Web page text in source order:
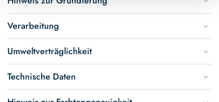
Verarbeitung
Umweltverträglichkeit
Technische Daten